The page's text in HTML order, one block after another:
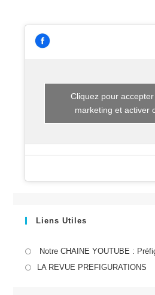
(Sélection
Packaging)
2017
Cliquez pour
marketing et activer
Liens Utiles
Notre CHAINE YOUTUBE :
LA REVUE PREFIGURATIONS